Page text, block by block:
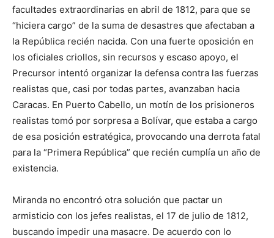
facultades extraordinarias en abril de 1812, para que se
“hiciera cargo” de la suma de desastres que afectaban a
la República recién nacida. Con una fuerte oposición en
los oficiales criollos, sin recursos y escaso apoyo, el
Precursor intentó organizar la defensa contra las fuerzas
realistas que, casi por todas partes, avanzaban hacia
Caracas. En Puerto Cabello, un motín de los prisioneros
realistas tomó por sorpresa a Bolívar, que estaba a cargo
de esa posición estratégica, provocando una derrota fatal
para la “Primera República” que recién cumplía un año de
existencia.
Miranda no encontró otra solución que pactar un
armisticio con los jefes realistas, el 17 de julio de 1812,
buscando impedir una masacre. De acuerdo con lo